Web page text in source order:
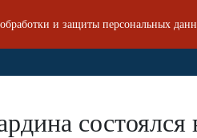
и защиты персональных
состоялся